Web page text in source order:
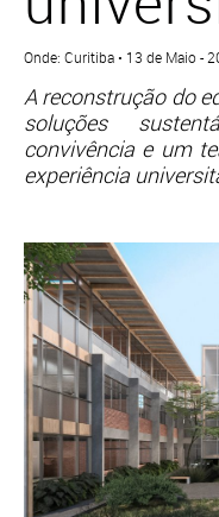
Onde: Curitiba • 13 de Maio -
A reconstrução do
soluções
convivência e um
experiência